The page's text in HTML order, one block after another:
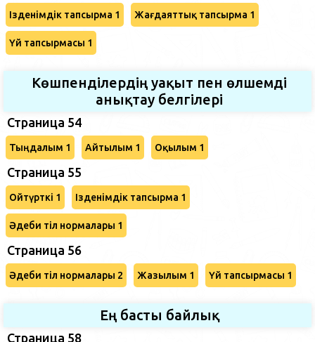
Ізденімдік тапсырма 1 Жағдаяттық тапсырма 1
Үй тапсырмасы 1
Көшпенділердің уақыт пен өлшемді
анықтау белгілері
Страница 54
Тыңдалым 1 Айтылым 1 Оқылым 1
Страница 55
Ойтүрткі 1 Ізденімдік тапсырма 1
Әдеби тіл нормалары 1
Страница 56
Әдеби тіл нормалары 2 Жазылым 1 Үй тапсырмасы 1
Ең басты байлық
Страница 58